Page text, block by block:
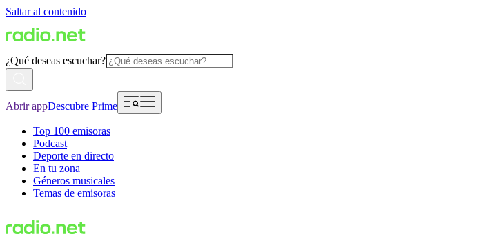
Saltar al contenido
¿Qué deseas escuchar?
Abrir appDescubre Prime
Top 100 emisoras
Podcast
Deporte en directo
En tu zona
Géneros musicales
Temas de emisoras